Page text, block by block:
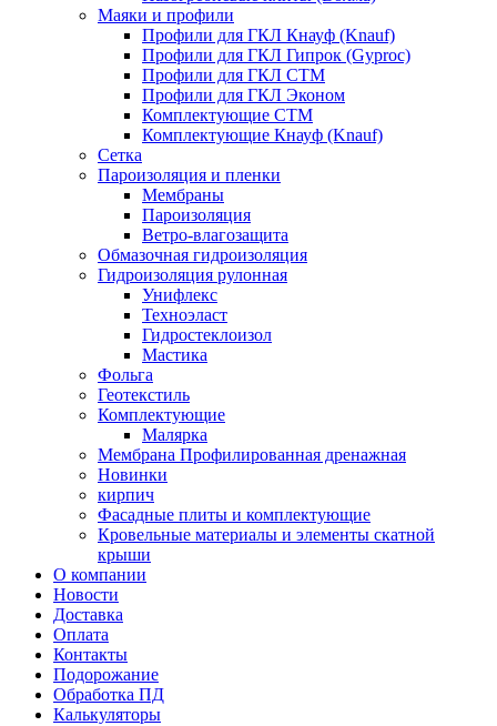
Маяки и профили
Профили для ГКЛ Кнауф (Knauf)
Профили для ГКЛ Гипрок (Gyproc)
Профили для ГКЛ СТМ
Профили для ГКЛ Эконом
Комплектующие СТМ
Комплектующие Кнауф (Knauf)
Сетка
Пароизоляция и пленки
Мембраны
Пароизоляция
Ветро-влагозащита
Обмазочная гидроизоляция
Гидроизоляция рулонная
Унифлекс
Техноэласт
Гидростеклоизол
Мастика
Фольга
Геотекстиль
Комплектующие
Малярка
Мембрана Профилированная дренажная
Новинки
кирпич
Фасадные плиты и комплектующие
Кровельные материалы и элементы скатной
крыши
О компании
Новости
Доставка
Оплата
Контакты
Подорожание
Обработка ПД
Калькуляторы